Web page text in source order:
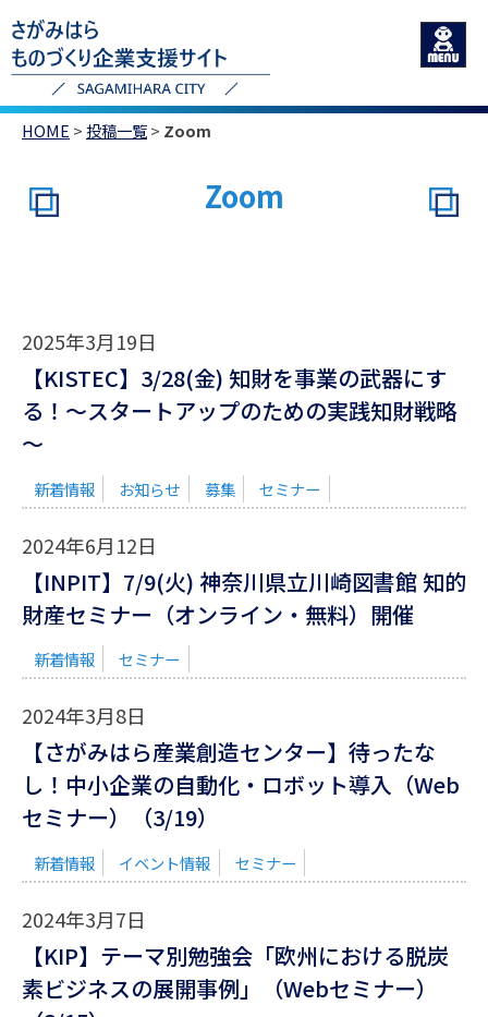
HOME >投稿一覧> Zoom
Zoom
2025年3月19日
【KISTEC】3/28(金) 知財を事業の武器にす
る！～スタートアップのための実践知財戦略
～
新着情報 お知らせ 募集 セミナー
2024年6月12日
【INPIT】7/9(火) 神奈川県立川崎図書館 知的
財産セミナー（オンライン・無料）開催
新着情報 セミナー
2024年3月8日
【さがみはら産業創造センター】待ったな
し！中小企業の自動化・ロボット導入（Web
セミナー）（3/19）
新着情報 イベント情報 セミナー
2024年3月7日
【KIP】テーマ別勉強会「欧州における脱炭
素ビジネスの展開事例」（Webセミナー）